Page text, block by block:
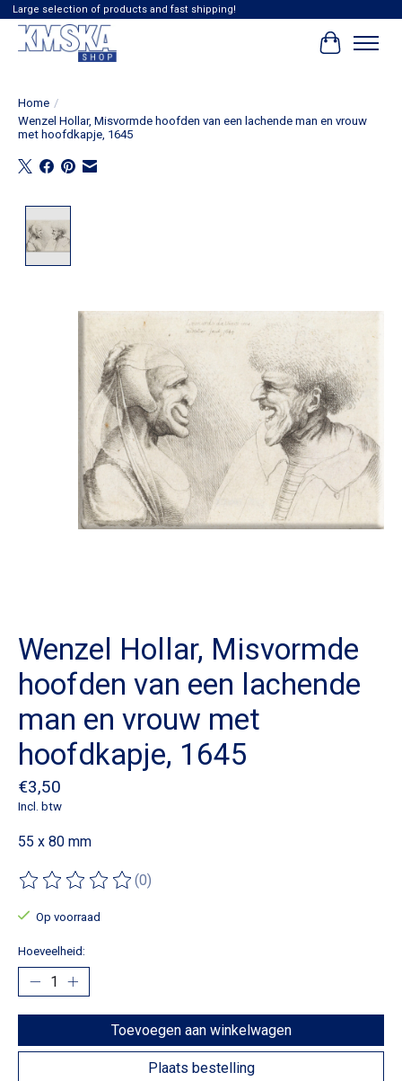
Large selection of products and fast shipping!
Home /
Wenzel Hollar, Misvormde hoofden van een lachende man en vrouw
met hoofdkapje, 1645
Wenzel Hollar, Misvormde
hoofden van een lachende
man en vrouw met
hoofdkapje, 1645
€3,50
Incl. btw
55 x 80 mm
De beoordeling van dit product is
(0)
Op voorraad
Hoeveelheid:
Toevoegen aan winkelwagen
Plaats bestelling